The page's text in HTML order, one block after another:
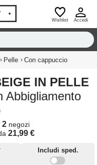
Wishlist Accedi
› Pelle › Con cappuccio
Abbigliamento
2 negozi
21,99 €
Includi sped.